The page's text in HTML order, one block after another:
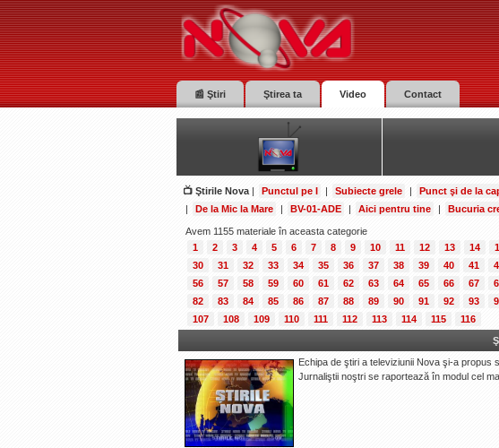
📰 Ştiri Ştirea ta Video Contact
📺 Ştirile Nova | Punctul pe I | Subiecte grele | Punct şi de la
|
De la Mic la Mare | BV-01-ADE | Aici pentru tine | Bucuria
Avem 1155 materiale în aceasta categorie
1
2 3 4 5 6 7 8 9 10 11 12 13 14
30
31 32 33 34 35 36 37 38 39 40 41
56
57 58 59 60 61 62 63 64 65 66 67
82
83 84 85 86 87 88 89 90 91 92 93
107
108 109 110 111 112 113 114 115
116
Echipa de ştiri a televiziunii Nova şi-a propus
Jurnaliştii noştri se raportează în modul cel